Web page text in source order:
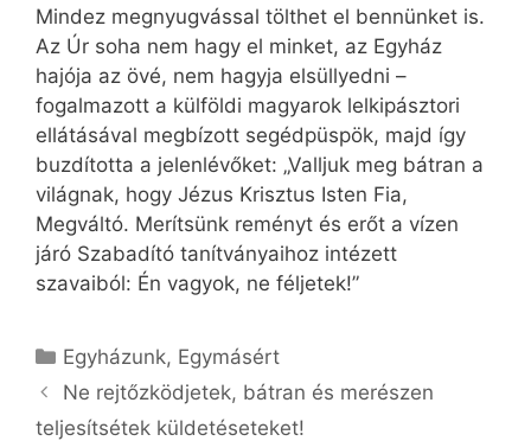
Mindez megnyugvással tölthet el bennünket is.
Az Úr soha nem hagy el minket, az Egyház
hajója az övé, nem hagyja elsüllyedni –
fogalmazott a külföldi magyarok lelkipásztori
ellátásával megbízott segédpüspök, majd így
buzdította a jelenlévőket: „Valljuk meg bátran a
világnak, hogy Jézus Krisztus Isten Fia,
Megváltó. Merítsünk reményt és erőt a vízen
járó Szabadító tanítványaihoz intézett
szavaiból: Én vagyok, ne féljetek!”
Kategória
Egyházunk, Egymásért
Ne rejtőzködjetek, bátran és merészen
teljesítsétek küldetéseteket!